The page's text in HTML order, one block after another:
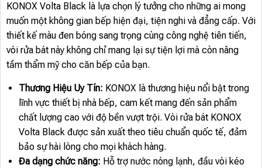
KONOX Volta Black là lựa chọn lý tưởng cho những ai mong
muốn một không gian bếp hiện đại, tiện nghi và đẳng cấp. Với
thiết kế màu đen bóng sang trọng cùng công nghệ tiên tiến,
vòi rửa bát này không chỉ mang lại sự tiện lợi mà còn nâng
tầm thẩm mỹ cho căn bếp của bạn.
Thương Hiệu Uy Tín: KONOX là thương hiệu nổi bật trong
lĩnh vực thiết bị nhà bếp, cam kết mang đến sản phẩm
chất lượng cao với độ bền vượt trội. Vòi rửa bát KONOX
Volta Black được sản xuất theo tiêu chuẩn quốc tế, đảm
bảo sự hài lòng cho mọi khách hàng.
Đa dạng chức năng: Hỗ trợ nước nóng lạnh, đầu vòi kéo